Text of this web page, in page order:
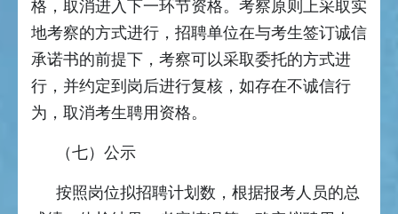
格，取消进入下一环节资格。考察原则上采取实
地考察的方式进行，招聘单位在与考生签订诚信
承诺书的前提下，考察可以采取委托的方式进
行，并约定到岗后进行复核，如存在不诚信行
为，取消考生聘用资格。
（七）公示
按照岗位拟招聘计划数，根据报考人员的总